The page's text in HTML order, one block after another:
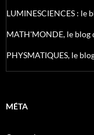
LUMINESCIENCES : le
MATH'MONDE, le blog
PHYSMATIQUES, le
MÉTA